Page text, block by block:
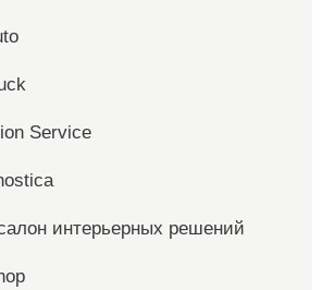
Service
интерьерных решений